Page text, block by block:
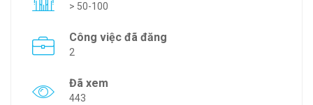
> 50-100
Công việc đã đăng
2
Đã xem
443